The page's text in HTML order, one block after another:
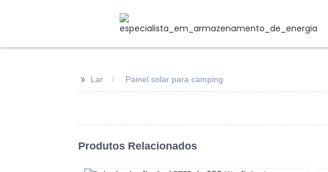
>> Lar Painel solar para camping
Produtos Relacionados